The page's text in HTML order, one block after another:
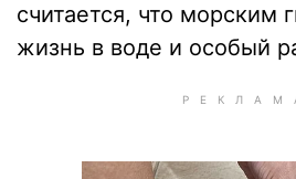
считается, что морским
жизнь в воде и особый